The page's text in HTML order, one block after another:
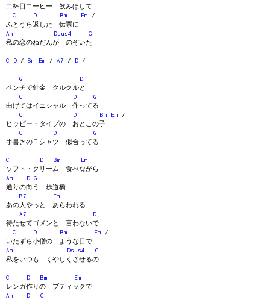
二杯目コーヒー 飲みほして
C
D Bm Em /
ふとうら返した 伝票に
Am
Dsus4
G
私の恋のねだんが のぞいた
C D / Bm Em / A7 / D /
G
D
ペンチで針金 クルクルと
C
D
G
曲げてはイニシャル 作ってる
C
D Bm Em /
ヒッピー・タイプの おとこの子
C
D
G
手書きのＴシャツ 似合ってる
C D Bm
Em
ソフト・クリーム 食べながら
Am
D G
通りの向う 歩道橋
B7
Em
あの人やっと あらわれる
A7
D
待たせてゴメンと 言わないで
C
D Bm Em /
いたずら小僧の ような目で
Am
Dsus4
G
私をいつも くやしくさせるの
C D Bm
Em
レンガ作りの ブティックで
Am
D
G